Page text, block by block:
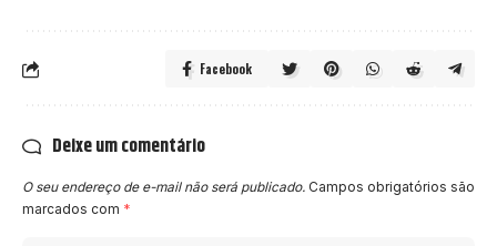
Facebook
Deixe um comentário
O seu endereço de e-mail não será publicado. Campos obrigatórios são
marcados com *